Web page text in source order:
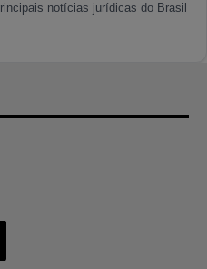
notícias jurídicas do Brasil